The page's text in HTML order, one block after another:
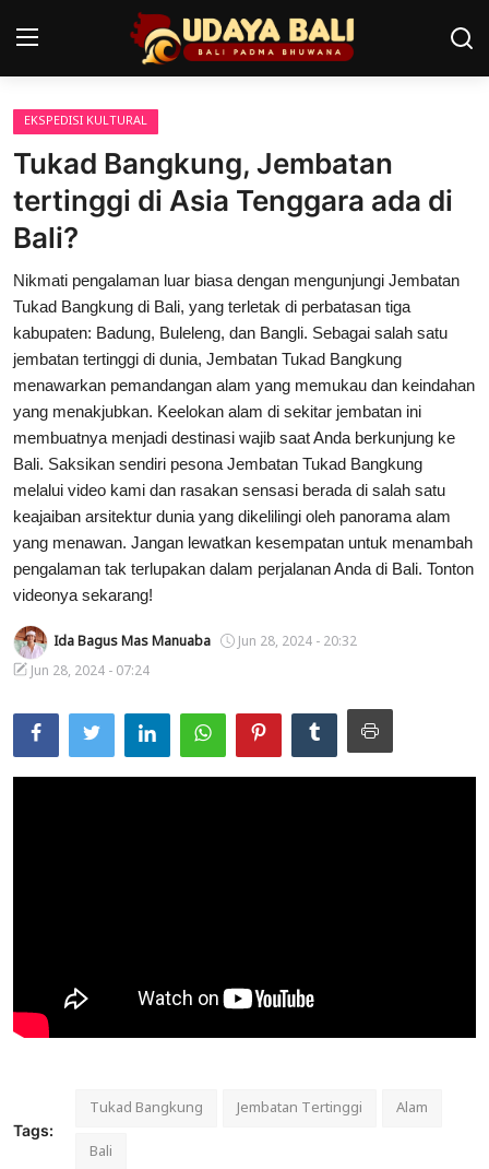
Home
Pura
Desa Adat
Tradisi
Kearifan lokal
Alam Bali
Seni
Kisah
Usadha
Indonesia
EKSPEDISI KULTURAL
Tukad Bangkung, Jembatan
tertinggi di Asia Tenggara ada di
Bali?
Nikmati pengalaman luar biasa dengan mengunjungi Jembatan
Tukad Bangkung di Bali, yang terletak di perbatasan tiga
kabupaten: Badung, Buleleng, dan Bangli. Sebagai salah satu
jembatan tertinggi di dunia, Jembatan Tukad Bangkung
menawarkan pemandangan alam yang memukau dan keindahan
yang menakjubkan. Keelokan alam di sekitar jembatan ini
membuatnya menjadi destinasi wajib saat Anda berkunjung ke
Bali. Saksikan sendiri pesona Jembatan Tukad Bangkung
melalui video kami dan rasakan sensasi berada di salah satu
keajaiban arsitektur dunia yang dikelilingi oleh panorama alam
yang menawan. Jangan lewatkan kesempatan untuk menambah
pengalaman tak terlupakan dalam perjalanan Anda di Bali. Tonton
videonya sekarang!
Ida Bagus Mas Manuaba
Jun 28, 2024 - 20:32
Jun 28, 2024 - 07:24
Tags:
Tukad Bangkung Jembatan Tertinggi
Alam
Bali